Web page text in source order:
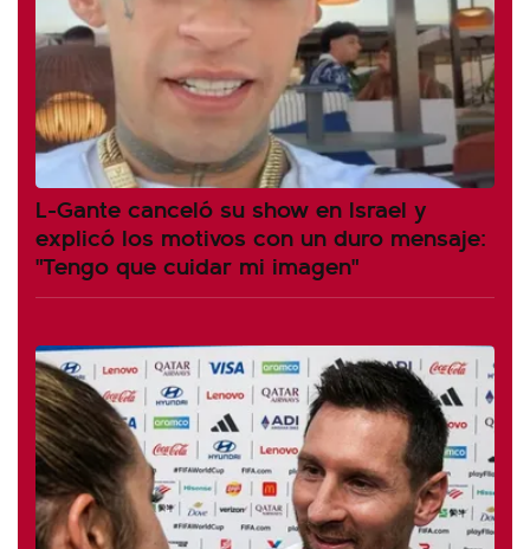
L-Gante canceló su show en Israel y
explicó los motivos con un duro mensaje:
"Tengo que cuidar mi imagen"